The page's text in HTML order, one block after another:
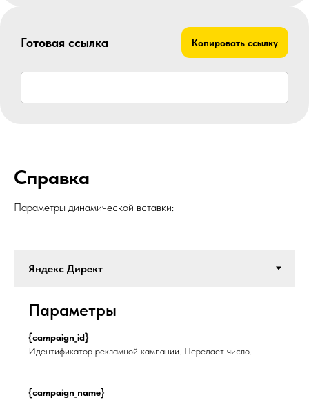
Готовая ссылка Копировать ссылку
Справка
Параметры динамической вставки:
Параметры
{campaign_id}
Идентификатор рекламной кампании. Передает число.
{campaign_name}